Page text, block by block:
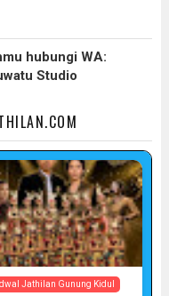
hubungi WA:
Studio
Jathilan Gunung Kidul